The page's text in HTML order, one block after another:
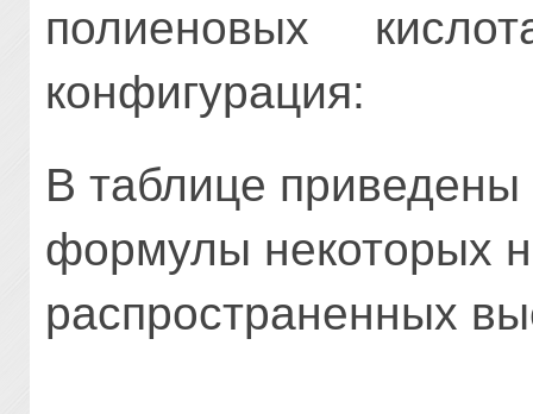
полиеновых
конфигурация:
В таблице приведены
формулы некоторых
распространенных